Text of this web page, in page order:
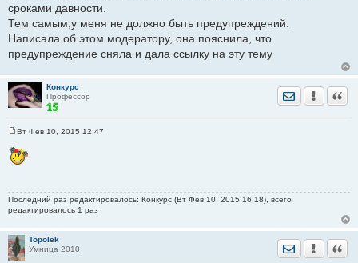
сроками давности.
Тем самым,у меня не должно быть предупреждений.
Написала об этом модератору, она пояснила, что
предупреждение сняла и дала ссылку на эту тему
Конкурс
Профессор
Отправить
о
о
н
е
Вт Фев 10, 2015 12:47
Последний раз редактировалось: Конкурс (Вт Фев 10, 2015 16:18), всего
редактировалось 1 раз
Topolek
Умница 2010
Отправить